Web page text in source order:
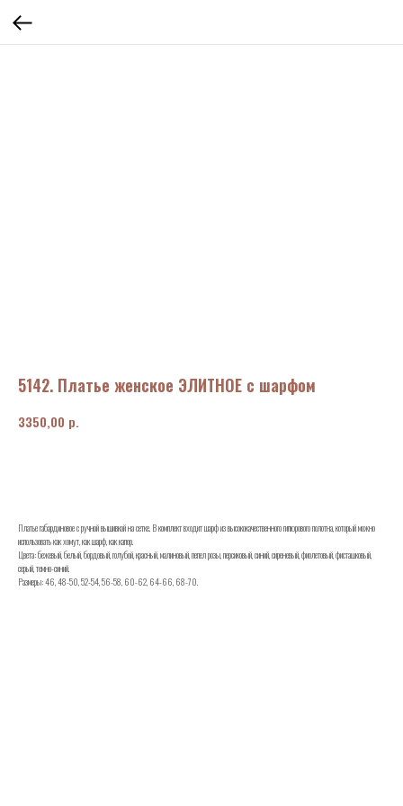
5142. Платье женское ЭЛИТНОЕ с шарфом
3350,00 р.
Платье габардиновое с ручной вышивкой на сетке. В комплект входит шарф из высококачественного гипюрового полотна, который можно
использовать как хомут, как шарф, как капор.
Цвета: бежевый, белый, бордовый, голубой, красный, малиновый, пепел розы, персиковый, синий, сиреневый, фиолетовый, фисташковый,
серый, темно-синий.
Размеры: 46, 48-50, 52-54, 56-58, 60-62, 64-66, 68-70.